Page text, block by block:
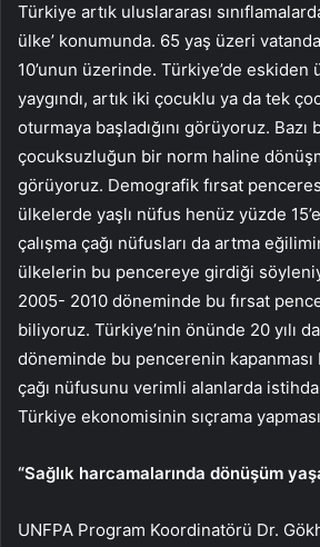
Türkiye artık uluslararası
ülke’ konumunda. 65 yaş üzeri
10’unun üzerinde. Türkiye’de
yaygındı, artık iki çocuklu ya da tek
oturmaya başladığını görüyoruz.
çocuksuzluğun bir norm haline
görüyoruz. Demografik fırsat
ülkelerde yaşlı nüfus henüz yüzde
çalışma çağı nüfusları da artma
ülkelerin bu pencereye girdiği
2005- 2010 döneminde bu fırsat
biliyoruz. Türkiye’nin önünde 20 yılı
döneminde bu pencerenin kapanması
çağı nüfusunu verimli alanlarda
Türkiye ekonomisinin sıçrama
“Sağlık harcamalarında dönüşüm
UNFPA Program Koordinatörü Dr.